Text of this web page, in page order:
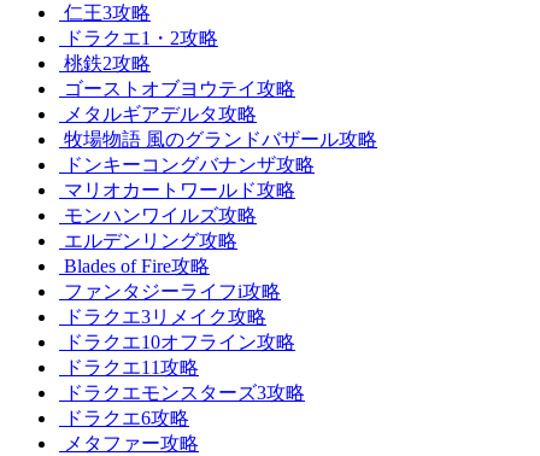
仁王3攻略
ドラクエ1・2攻略
桃鉄2攻略
ゴーストオブヨウテイ攻略
メタルギアデルタ攻略
牧場物語 風のグランドバザール攻略
ドンキーコングバナンザ攻略
マリオカートワールド攻略
モンハンワイルズ攻略
エルデンリング攻略
Blades of Fire攻略
ファンタジーライフi攻略
ドラクエ3リメイク攻略
ドラクエ10オフライン攻略
ドラクエ11攻略
ドラクエモンスターズ3攻略
ドラクエ6攻略
メタファー攻略